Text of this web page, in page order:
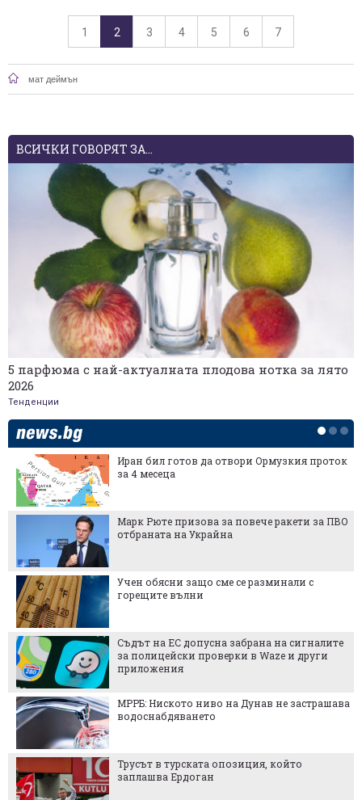
1 2 3 4 5 6 7
мат деймън
ВСИЧКИ ГОВОРЯТ ЗА...
5 парфюма с най-актуалната плодова нотка за лято
2026
Тенденции
Иран бил готов да отвори Ормузкия проток
за 4 месеца
Марк Рюте призова за повече ракети за ПВО
отбраната на Украйна
Учен обясни защо сме се разминали с
горещите вълни
Съдът на ЕС допусна забрана на сигналите
за полицейски проверки в Waze и други
приложения
МРРБ: Ниското ниво на Дунав не застрашава
водоснабдяването
Трусът в турската опозиция, който
заплашва Ердоган